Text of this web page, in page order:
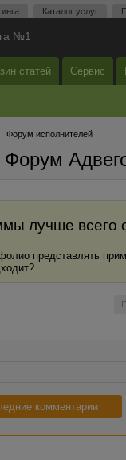
Каталог услуг
№1
статей Сервис
Форум исполнителей
лучше всего
представлять
комментарии